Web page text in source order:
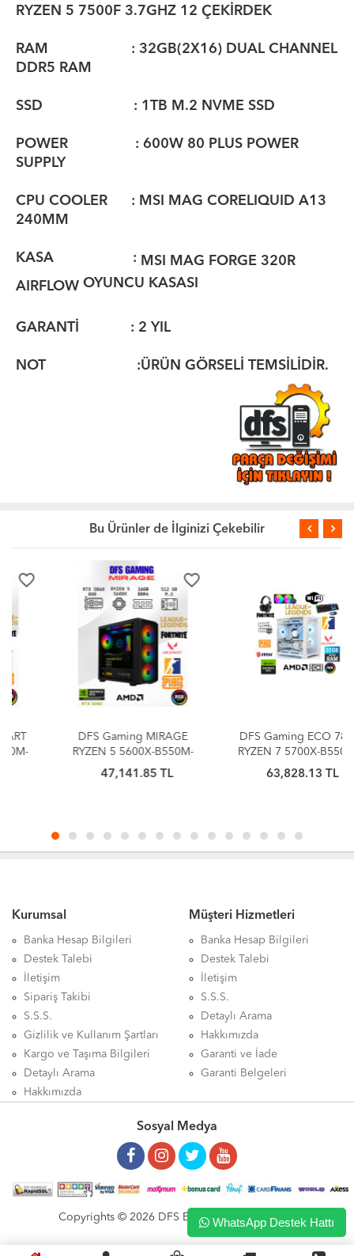
RYZEN 5 7500F 3.7GHZ 12 ÇEKİRDEK
RAM : 32GB(2X16) DUAL CHANNEL
DDR5 RAM
SSD : 1TB M.2 NVME SSD
POWER : 600W 80 PLUS POWER
SUPPLY
CPU COOLER : MSI MAG CORELIQUID A13
240MM
KASA : MSI MAG FORGE 320R
AIRFLOW OYUNCU KASASI
GARANTİ : 2 YIL
NOT :ÜRÜN GÖRSELİ TEMSİLİDİR.
Bu Ürünler de İlginizi Çekebilir
favorite_border
DFS Gaming MIRAGE
RYZEN 5 5600X-B550M-
RTX 5060 8GB-16GB
RAM-512GB M.2 SSD-
47,141.85 TL
DFS Gaming ECO 78X-
RYZEN 7 5700X-B550M-
RTX 5060 8GB-32GB
RAM-1TB M.2 SSD-SIVI
63,828.13 TL
Kurumsal
Banka Hesap Bilgileri
Destek Talebi
İletişim
Sipariş Takibi
S.S.S.
Gizlilik ve Kullanım Şartları
Kargo ve Taşıma Bilgileri
Detaylı Arama
Hakkımızda
Müşteri Hizmetleri
Banka Hesap Bilgileri
Destek Talebi
İletişim
S.S.S.
Detaylı Arama
Hakkımızda
Garanti ve İade
Garanti Belgeleri
Sosyal Medya
Copyrights © 2026 DFS ELEKTRONİK LTD. ŞTİ.
WhatsApp Destek Hattı